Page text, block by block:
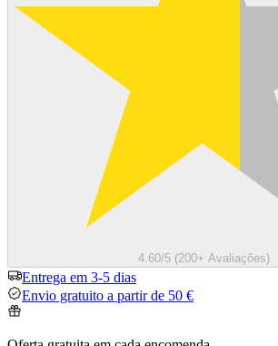
4.60/5 (200+ Avaliações)
Entrega em 3-5 dias
Envio gratuito a partir de 50 €